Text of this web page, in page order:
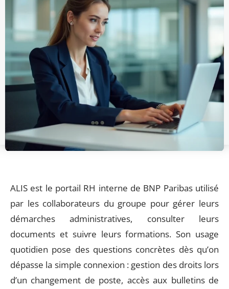
ALIS est le portail RH interne de BNP Paribas utilisé
par les collaborateurs du groupe pour gérer leurs
démarches administratives, consulter leurs
documents et suivre leurs formations. Son usage
quotidien pose des questions concrètes dès qu’on
dépasse la simple connexion : gestion des droits lors
d’un changement de poste, accès aux bulletins de